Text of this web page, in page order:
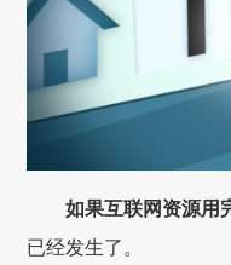
如果互联网资源用
已经发生了。